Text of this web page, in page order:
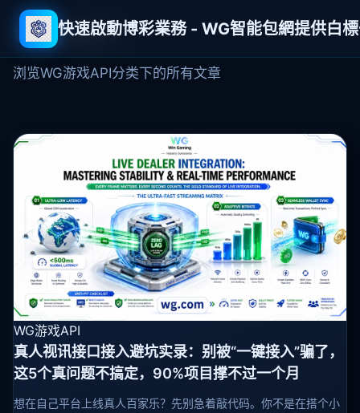
快速啟動博彩業務 - WG智能包網提供白
WG游戏API
浏览WG游戏API分类下的所有文章
WG游戏API
真人视讯接口接入避坑实录：别被“一键接入”骗了，
这5个真问题不搞定，90%项目撑不过一个月
想在自己平台上线真人百家乐？先别急着敲代码。你不是在搭个小